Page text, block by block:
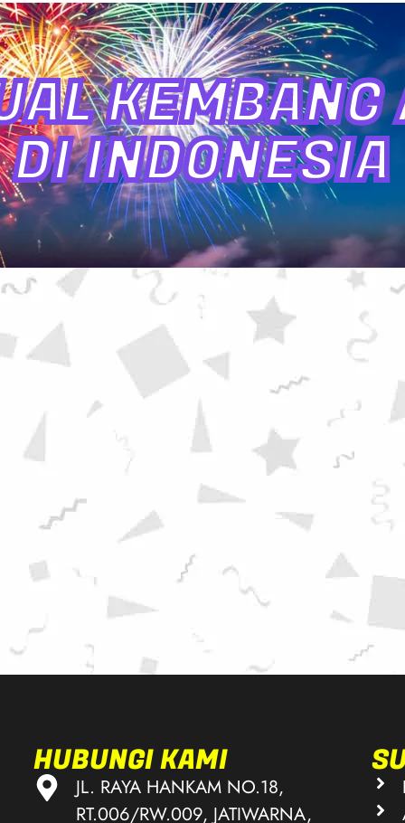
DI INDONESIA
HUBUNGI KAMI
JL. RAYA HANKAM NO.18,
RT.006/RW.009, JATIWARNA,